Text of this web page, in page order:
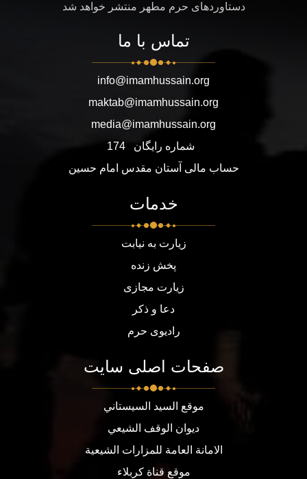
دستاوردهای حرم مطهر منتشر خواهد شد
تماس با ما
info@imamhussain.org
maktab@imamhussain.org
media@imamhussain.org
شماره رایگان
174
حساب مالی آستان مقدس امام حسین
خدمات
زیارت به نیابت
پخش زنده
زیارت مجازی
دعا و ذکر
رادیوی حرم
صفحات اصلی سایت
موقع السيد السيستاني
ديوان الوقف الشيعي
الامانة العامة للمزارات الشيعية
موقع قناة كربلاء